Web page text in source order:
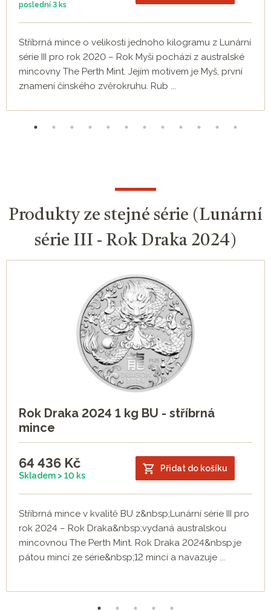
poslední 3 ks
Stříbrná mince o velikosti jednoho kilogramu z Lunární
série III pro rok 2020 – Rok Myši pochází z australské
mincovny The Perth Mint. Jejím motivem je Myš, první
znamení čínského zvěrokruhu. Rub ...
Produkty ze stejné série (Lunární
série III - Rok Draka 2024)
Rok Draka 2024 1 kg BU - stříbrná
mince
64 436 Kč
Skladem > 10 ks
Přidat do košíku
Stříbrná mince v kvalitě BU z&nbsp;Lunární série III pro
rok 2024 – Rok Draka&nbsp;vydaná australskou
mincovnou The Perth Mint. Rok Draka 2024&nbsp;je
pátou mincí ze série&nbsp;12 mincí a navazuje ...